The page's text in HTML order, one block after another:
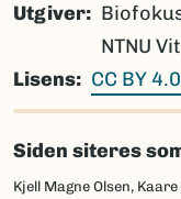
Utgiver
NTNU
Lisens
CC BY
Siden siteres
Kjell Magne Olsen,